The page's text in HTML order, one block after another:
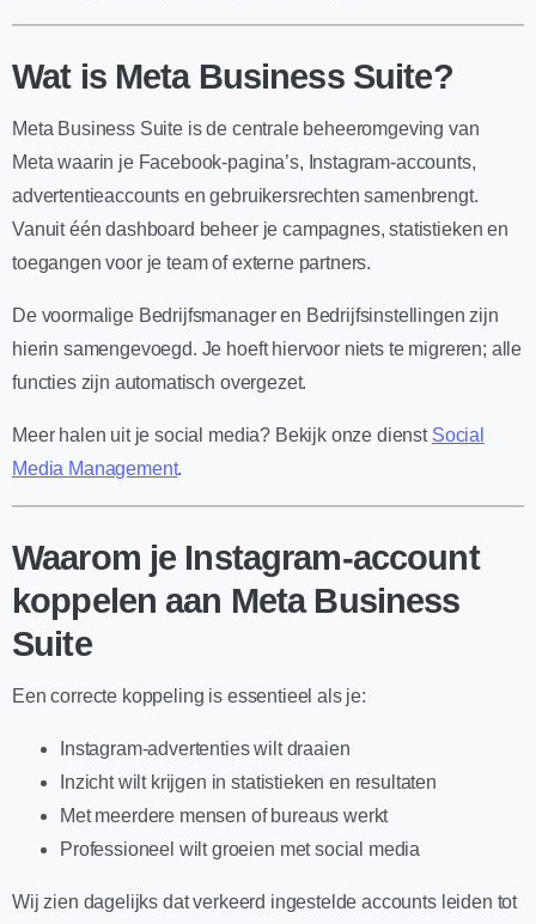
Wat is Meta Business Suite?
Meta Business Suite is de centrale beheeromgeving van
Meta waarin je Facebook-pagina’s, Instagram-accounts,
advertentieaccounts en gebruikersrechten samenbrengt.
Vanuit één dashboard beheer je campagnes, statistieken en
toegangen voor je team of externe partners.
De voormalige Bedrijfsmanager en Bedrijfsinstellingen zijn
hierin samengevoegd. Je hoeft hiervoor niets te migreren; alle
functies zijn automatisch overgezet.
Meer halen uit je social media? Bekijk onze dienst Social
Media Management.
Waarom je Instagram-account
koppelen aan Meta Business
Suite
Een correcte koppeling is essentieel als je:
Instagram-advertenties wilt draaien
Inzicht wilt krijgen in statistieken en resultaten
Met meerdere mensen of bureaus werkt
Professioneel wilt groeien met social media
Wij zien dagelijks dat verkeerd ingestelde accounts leiden tot